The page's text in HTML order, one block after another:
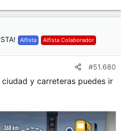
Alfista Alfista Colaborador
#51.680
y carreteras puedes ir